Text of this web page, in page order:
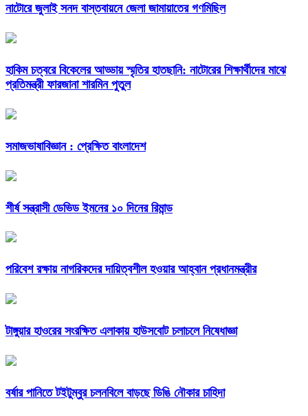
নাটোরে জুলাই সনদ বাস্তবায়নে জেলা জামায়াতের গণমিছিল
হাকিম চত্বরে বিকেলের আড্ডায় স্মৃতির হাতছানি: নাটোরের শিক্ষার্থীদের মাঝে
প্রতিমন্ত্রী ফারজানা শারমিন পুতুল
সমাজভাষাবিজ্ঞান : প্রেক্ষিত বাংলাদেশ
শীর্ষ সন্ত্রাসী ডেভিড ইমনের ১০ দিনের রিমান্ড
পরিবেশ রক্ষায় নাগরিকদের দায়িত্বশীল হওয়ার আহ্বান প্রধানমন্ত্রীর
টাঙ্গুয়ার হাওরের সংরক্ষিত এলাকায় হাউসবোট চলাচলে নিষেধাজ্ঞা
বর্ষার পানিতে টইটুম্বুর চলনবিলে বাড়ছে ডিঙি নৌকার চাহিদা